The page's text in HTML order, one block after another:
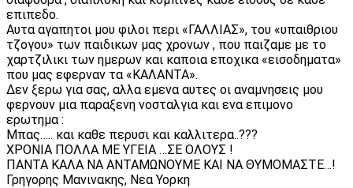
επιπεδο.
Αυτα αγαπητοι μου φιλοι περι «ΓΑΛΛΙΑΣ», του «υπαιθριου
τζογου» των παιδικων μας χρονων , που παιζαμε με το
χαρτζιλικι των ημερων και καποια εποχικα «εισοδηματα»
που μας εφερναν τα «ΚΑΛΑΝΤΑ».
Δεν ξερω για σας, αλλα εμενα αυτες οι αναμνησεις μου
φερνουν μια παραξενη νοσταλγια και ενα επιμονο
ερωτημα :
Μπας….. και καθε περυσι και καλλιτερα..???
ΧΡΟΝΙΑ ΠΟΛΛΑ ΜΕ ΥΓΕΙΑ …ΣΕ ΟΛΟΥΣ !
ΠΑΝΤΑ ΚΑΛΑ ΝΑ ΑΝΤΑΜΩΝΟΥΜΕ ΚΑΙ ΝΑ ΘΥΜΟΜΑΣΤΕ…!
Γρηγορης Μανινακης, Νεα Υορκη